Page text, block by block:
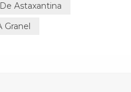
Astaxantina